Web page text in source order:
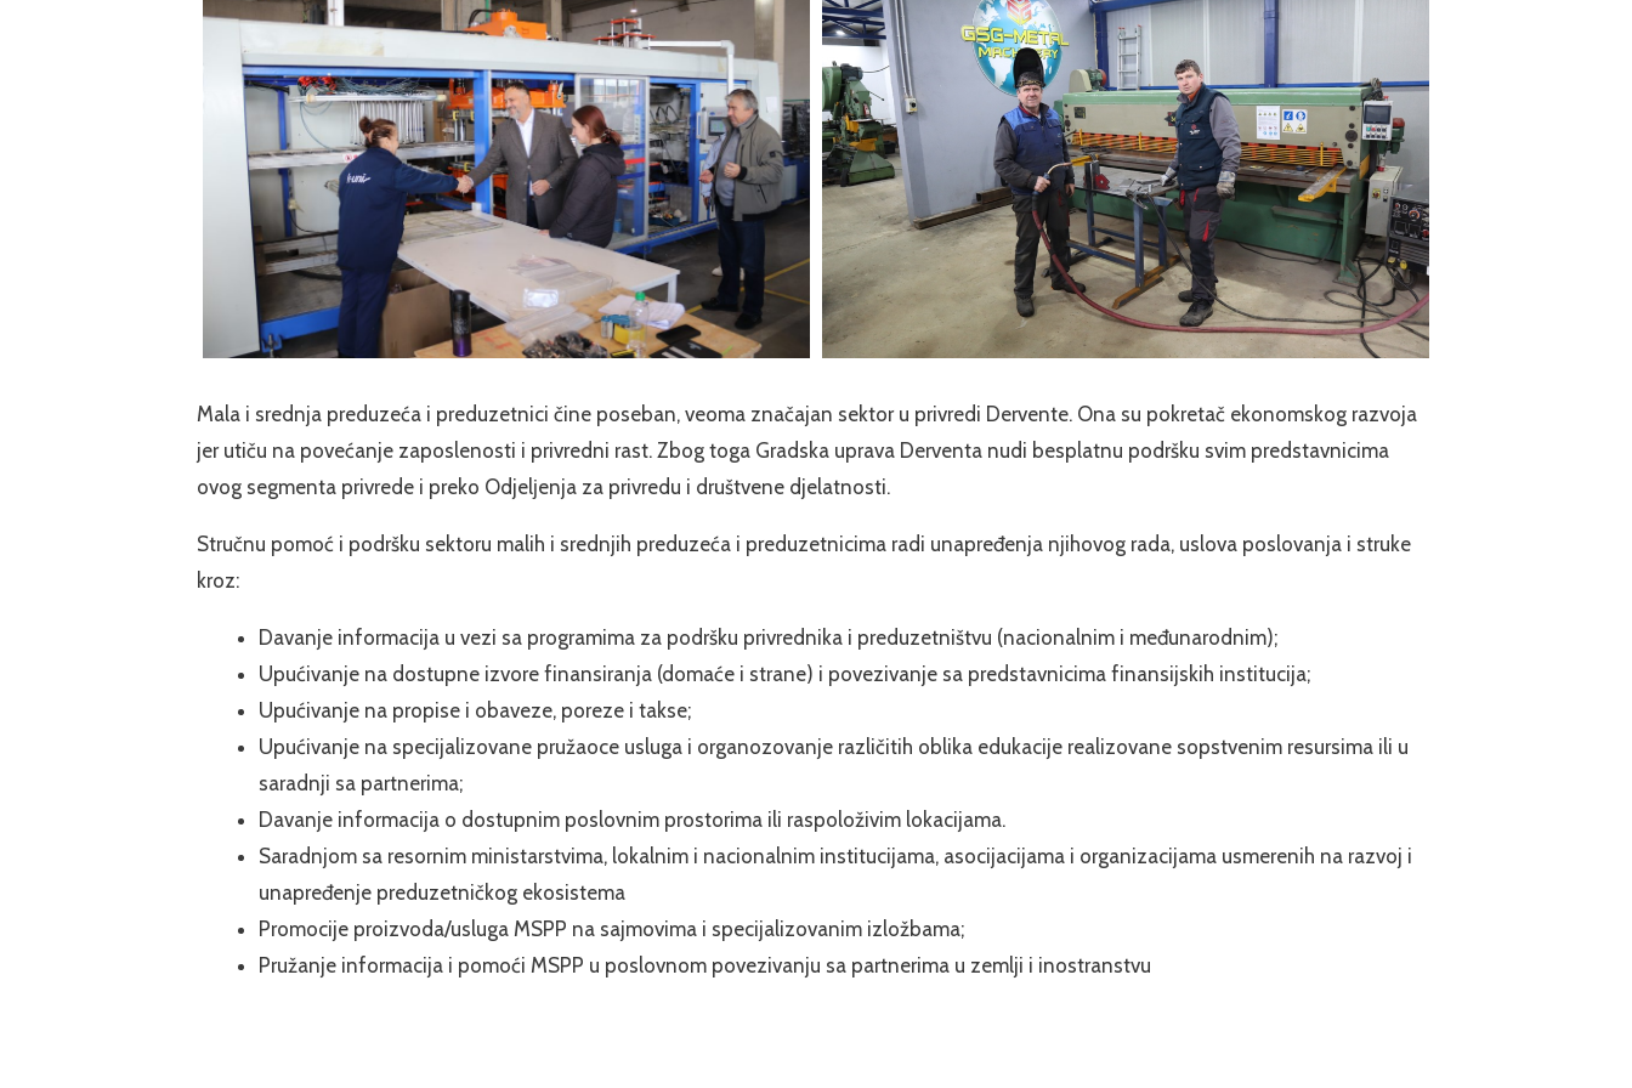
Mala i srednja preduzeća i preduzetnici čine poseban, veoma značajan sektor u privredi Dervente. Ona su pokretač ekonomskog razvoja
jer utiču na povećanje zaposlenosti i privredni rast. Zbog toga Gradska uprava Derventa nudi besplatnu podršku svim predstavnicima
ovog segmenta privrede i preko Odjelјenja za privredu i društvene djelatnosti.
Stručnu pomoć i podršku sektoru malih i srednjih preduzeća i preduzetnicima radi unapređenja njihovog rada, uslova poslovanja i struke
kroz:
Davanje informacija u vezi sa programima za podršku privrednika i preduzetništvu (nacionalnim i međunarodnim);
Upućivanje na dostupne izvore finansiranja (domaće i strane) i povezivanje sa predstavnicima finansijskih institucija;
Upućivanje na propise i obaveze, poreze i takse;
Upućivanje na specijalizovane pružaoce usluga i organozovanje različitih oblika edukacije realizovane sopstvenim resursima ili u
saradnji sa partnerima;
Davanje informacija o dostupnim poslovnim prostorima ili raspoloživim lokacijama.
Saradnjom sa resornim ministarstvima, lokalnim i nacionalnim institucijama, asocijacijama i organizacijama usmerenih na razvoj i
unapređenje preduzetničkog ekosistema
Promocije proizvoda/usluga MSPP na sajmovima i specijalizovanim izložbama;
Pružanje informacija i pomoći MSPP u poslovnom povezivanju sa partnerima u zemlji i inostranstvu